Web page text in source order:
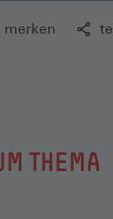
merken
THEMA